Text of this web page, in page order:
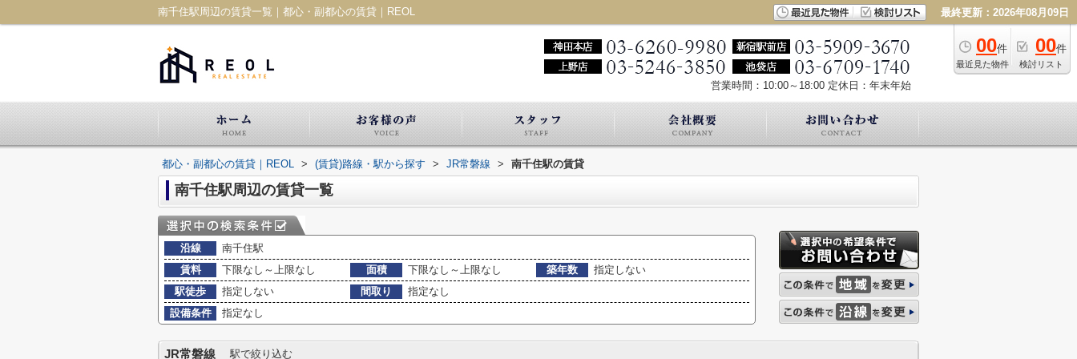
南千住駅周辺の賃貸一覧｜都心・副都心の賃貸｜REOL 最終更新：2026年08月09日
00件
最近見た物件
00件
検討リスト
営業時間：10:00～18:00 定休日：年末年始
都心・副都心の賃貸｜REOL > (賃貸)路線・駅から探す > JR常磐線 > 南千住駅の賃貸
南千住駅周辺の賃貸一覧
沿線
南千住駅
賃料
下限なし～上限なし 面積 下限なし～上限なし 築年数
指定しない
駅徒歩
指定しない 間取り
指定なし
設備条件
指定なし
JR常磐線 駅で絞り込む